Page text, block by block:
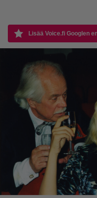
Lisää Voice.fi Googlen